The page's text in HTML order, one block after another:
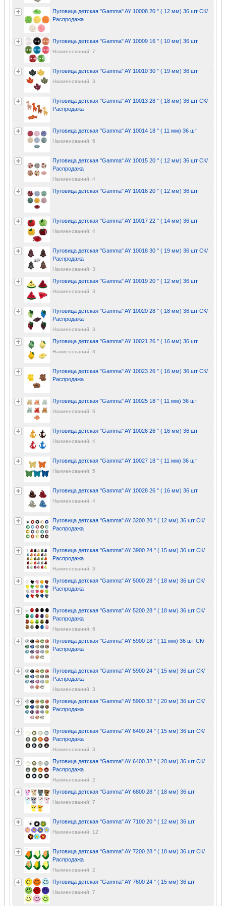
Пуговица детская "Gamma" AY 10008 20 " ( 12 мм) 36 шт СК/
Распродажа
Пуговица детская "Gamma" AY 10009 16 " ( 10 мм) 36 шт
Наименований: 7
Пуговица детская "Gamma" AY 10010 30 " ( 19 мм) 36 шт
Наименований: 3
Пуговица детская "Gamma" AY 10013 28 " ( 18 мм) 36 шт СК/
Распродажа
Пуговица детская "Gamma" AY 10014 18 " ( 11 мм) 36 шт
Наименований: 6
Пуговица детская "Gamma" AY 10015 20 " ( 12 мм) 36 шт СК/
Распродажа
Наименований: 4
Пуговица детская "Gamma" AY 10016 20 " ( 12 мм) 36 шт
Пуговица детская "Gamma" AY 10017 22 " ( 14 мм) 36 шт
Наименований: 4
Пуговица детская "Gamma" AY 10018 30 " ( 19 мм) 36 шт СК/
Распродажа
Наименований: 3
Пуговица детская "Gamma" AY 10019 20 " ( 12 мм) 36 шт
Наименований: 3
Пуговица детская "Gamma" AY 10020 28 " ( 18 мм) 36 шт СК/
Распродажа
Наименований: 3
Пуговица детская "Gamma" AY 10021 26 " ( 16 мм) 36 шт
Наименований: 3
Пуговица детская "Gamma" AY 10023 26 " ( 16 мм) 36 шт СК/
Распродажа
Пуговица детская "Gamma" AY 10025 18 " ( 11 мм) 36 шт
Наименований: 6
Пуговица детская "Gamma" AY 10026 26 " ( 16 мм) 36 шт
Наименований: 4
Пуговица детская "Gamma" AY 10027 18 " ( 11 мм) 36 шт
Наименований: 5
Пуговица детская "Gamma" AY 10028 26 " ( 16 мм) 36 шт
Наименований: 4
Пуговица детская "Gamma" AY 3200 20 " ( 12 мм) 36 шт СК/
Распродажа
Пуговица детская "Gamma" AY 3900 24 " ( 15 мм) 36 шт СК/
Распродажа
Наименований: 3
Пуговица детская "Gamma" AY 5000 28 " ( 18 мм) 36 шт СК/
Распродажа
Пуговица детская "Gamma" AY 5200 28 " ( 18 мм) 36 шт СК/
Распродажа
Наименований: 6
Пуговица детская "Gamma" AY 5900 18 " ( 11 мм) 36 шт СК/
Распродажа
Пуговица детская "Gamma" AY 5900 24 " ( 15 мм) 36 шт СК/
Распродажа
Наименований: 3
Пуговица детская "Gamma" AY 5900 32 " ( 20 мм) 36 шт СК/
Распродажа
Пуговица детская "Gamma" AY 6400 24 " ( 15 мм) 36 шт СК/
Распродажа
Наименований: 3
Пуговица детская "Gamma" AY 6400 32 " ( 20 мм) 36 шт СК/
Распродажа
Наименований: 2
Пуговица детская "Gamma" AY 6800 28 " ( 18 мм) 36 шт
Наименований: 7
Пуговица детская "Gamma" AY 7100 20 " ( 12 мм) 36 шт
Наименований: 12
Пуговица детская "Gamma" AY 7200 28 " ( 18 мм) 36 шт СК/
Распродажа
Наименований: 2
Пуговица детская "Gamma" AY 7600 24 " ( 15 мм) 36 шт
Наименований: 7